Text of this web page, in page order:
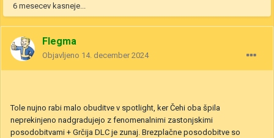
6 mesecev kasneje...
Flegma
Objavljeno 14. december 2024
Tole nujno rabi malo obuditve v spotlight, ker Čehi oba špila
neprekinjeno nadgradujejo z fenomenalnimi zastonjskimi
posodobitvami + Grčija DLC je zunaj. Brezplačne posodobitve so